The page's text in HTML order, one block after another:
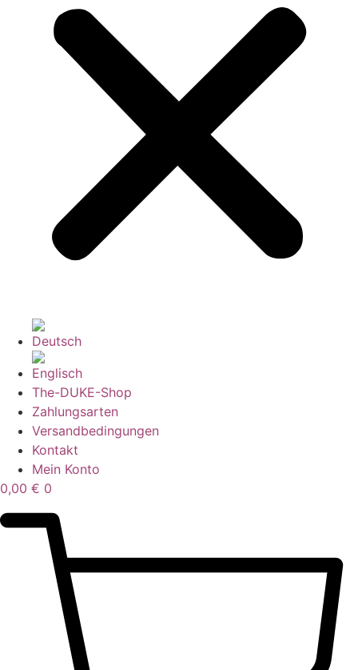
The-DUKE-Shop
Zahlungsarten
Versandbedingungen
Kontakt
Mein Konto
0,00 € 0